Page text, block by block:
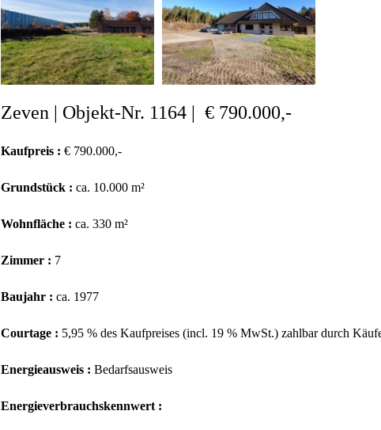
Zeven | Objekt-Nr. 1164 | € 790.000,-
Kaufpreis : € 790.000,-
Grundstück : ca. 10.000 m²
Wohnfläche : ca. 330 m²
Zimmer : 7
Baujahr : ca. 1977
Courtage : 5,95 % des Kaufpreises (incl. 19 % MwSt.) zahlbar durch
Energieausweis : Bedarfsausweis
Energieverbrauchskennwert :